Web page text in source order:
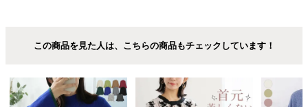
この商品を見た人は、こちらの商品もチェックしています！